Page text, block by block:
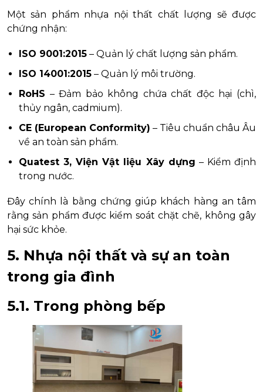
Một sản phẩm nhựa nội thất chất lượng sẽ được
chứng nhận:
ISO 9001:2015 – Quản lý chất lượng sản phẩm.
ISO 14001:2015 – Quản lý môi trường.
RoHS – Đảm bảo không chứa chất độc hại (chì,
thủy ngân, cadmium).
CE (European Conformity) – Tiêu chuẩn châu Âu
về an toàn sản phẩm.
Quatest 3, Viện Vật liệu Xây dựng – Kiểm định
trong nước.
Đây chính là bằng chứng giúp khách hàng an tâm
rằng sản phẩm được kiểm soát chặt chẽ, không gây
hại sức khỏe.
5. Nhựa nội thất và sự an toàn
trong gia đình
5.1. Trong phòng bếp